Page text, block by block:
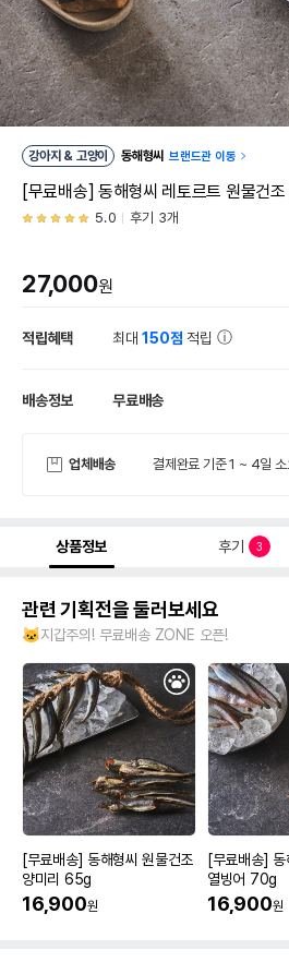
강아지 & 고양이 동해형씨 브랜드관 이동
[무료배송] 동해형씨 레토르트 원물건
5.0 후기 3개
27,000원
적립혜택 최대150점 적립
배송정보 무료배송
업체배송 결제완료 기준 1 ~ 4일 소
상품정보 후기 3
관련 기획전을 둘러보세요
🐱지갑주의! 무료배송 ZONE 오픈!
[무료배송] 동해형씨 원물건조
양미리 65g
16,900원
[무료배송]
열빙어 70g
16,900원